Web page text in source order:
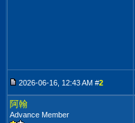
2026-06-16, 12:43 AM #2
阿翰
Advance Member